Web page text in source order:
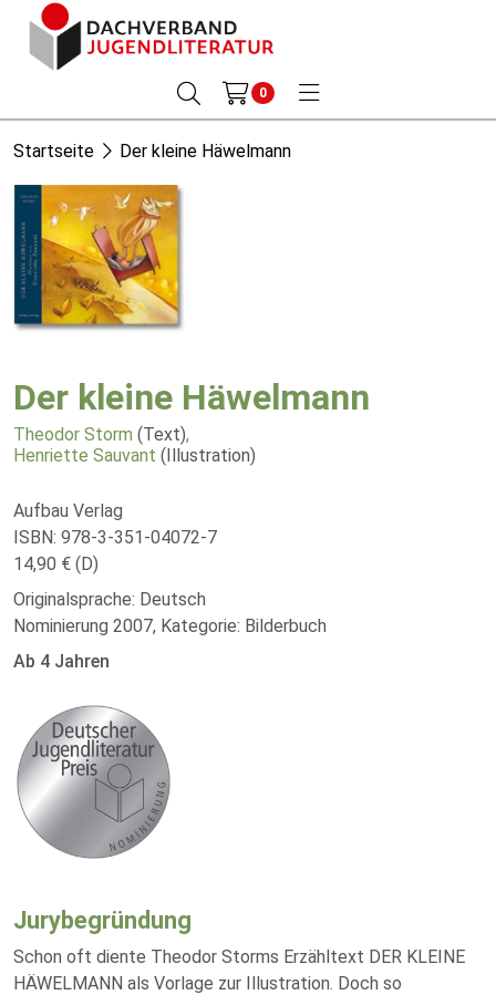
0
Startseite Der kleine Häwelmann
Der kleine Häwelmann
Theodor Storm (Text),
Henriette Sauvant (Illustration)
Aufbau Verlag
ISBN: 978-3-351-04072-7
14,90 € (D)
Originalsprache: Deutsch
Nominierung 2007, Kategorie: Bilderbuch
Ab 4 Jahren
Jurybegründung
Schon oft diente Theodor Storms Erzähltext DER KLEINE
HÄWELMANN als Vorlage zur Illustration. Doch so